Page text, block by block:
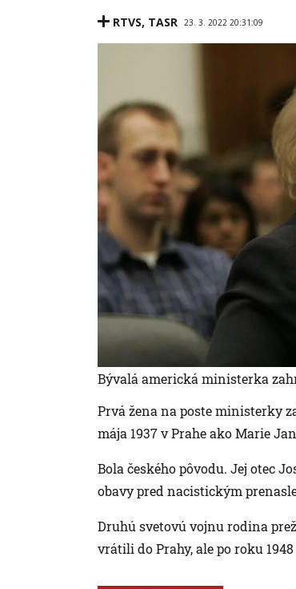
RTVS, TASR 23. 3. 2022 20:31:09
Bývalá americká ministerka
Prvá žena na poste ministerky
mája 1937 v Prahe ako Marie
Bola českého pôvodu. Jej otec
obavy pred nacistickým
Druhú svetovú vojnu rodina
vrátili do Prahy, ale po roku